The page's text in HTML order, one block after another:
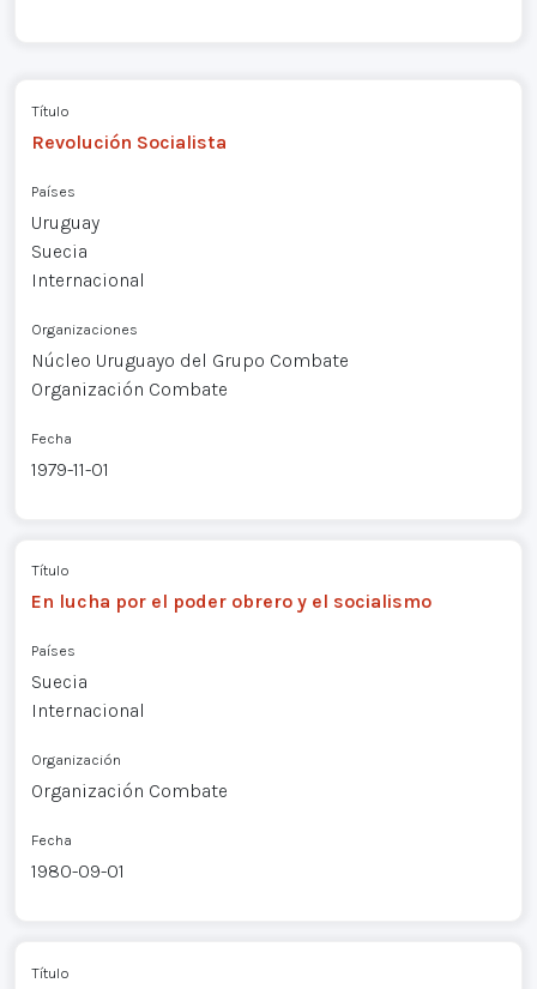
Título
Revolución Socialista
Países
Uruguay
Suecia
Internacional
Organizaciones
Núcleo Uruguayo del Grupo Combate
Organización Combate
Fecha
1979-11-01
Título
En lucha por el poder obrero y el socialismo
Países
Suecia
Internacional
Organización
Organización Combate
Fecha
1980-09-01
Título